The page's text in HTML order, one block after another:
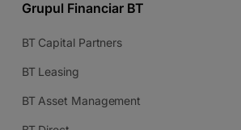
Grupul Financiar BT
BT Capital Partners
BT Leasing
BT Asset Management